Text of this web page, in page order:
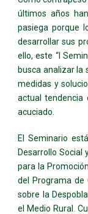
últimos años
pasiega porque
desarrollar sus
ello, este “I
busca analizar la
medidas y
actual tendencia
acuciado.
El Seminario
Desarrollo Social
para la
del Programa de
sobre la
el Medio Rural.